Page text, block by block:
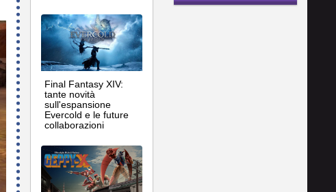
Final Fantasy XIV:
tante novità
sull'espansione
Evercold e le future
collaborazioni